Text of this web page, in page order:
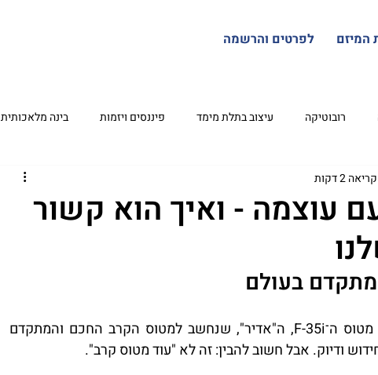
המיזם לפרטים והרשמה
רובוטיקה עיצוב בתלת מימד פיננסים ויזמות בינה מלאכותית
מבוא לסייבר
עוצמה - ואיך הוא קשור
2 דקות
בעולם
ודיוק. אבל חשוב להבין: זה לא "עוד מטוס קרב".